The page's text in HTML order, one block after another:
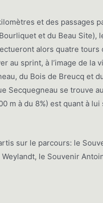
et des passages
et du Beau Site),
alors quatre
au sprint, à l’image de la
du Bois de Breucq et
Secquegneau se trouve
m à du 8%) est quant à
sur le parcours: le
le Souvenir